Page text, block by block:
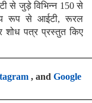
से जुड़े विभिन्न 150 से
रूप से आईटी, रूरल
शोध पत्र प्रस्तुत किए
, and Google